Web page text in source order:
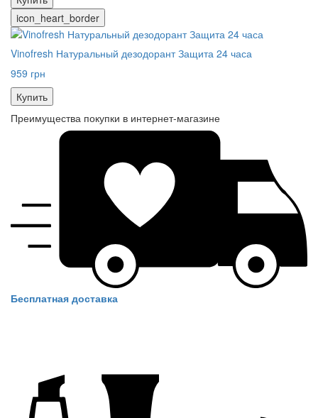
icon_heart_border
Vinofresh Натуральный дезодорант Защита 24 часа
959 грн
Купить
Преимущества покупки в интернет-магазине
Бесплатная доставка